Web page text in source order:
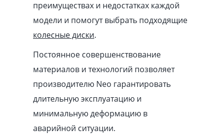
преимуществах и недостатках каждой
модели и помогут выбрать подходящие
колесные диски.
Постоянное совершенствование
материалов и технологий позволяет
производителю Neo гарантировать
длительную эксплуатацию и
минимальную деформацию в
аварийной ситуации.